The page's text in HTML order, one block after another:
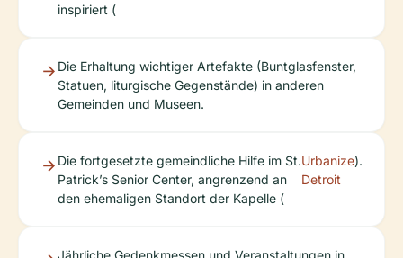
inspiriert (
Die Erhaltung wichtiger Artefakte (Buntglasfenster,
Statuen, liturgische Gegenstände) in anderen
Gemeinden und Museen.
Die fortgesetzte gemeindliche Hilfe im St.
Patrick’s Senior Center, angrenzend an
den ehemaligen Standort der Kapelle (
Urbanize
Detroit
).
Jährliche Gedenkmessen und Veranstaltungen in